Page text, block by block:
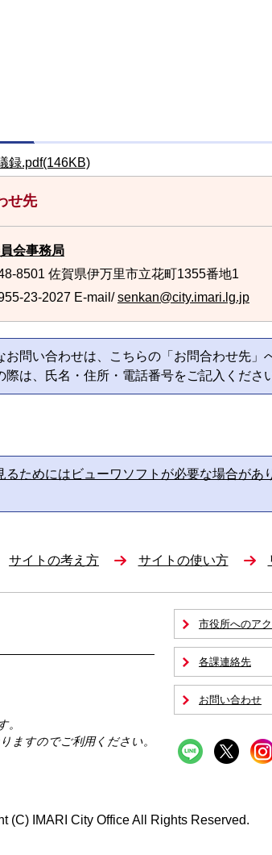
録.pdf(146KB)
せ先
会事務局
8501 佐賀県伊万里市立花町1355番地1
23-2027 E-mail/senkan@city.imari.lg.jp
お問い合わせは、こちらの「お問合わせ先」
際は、氏名・住所・電話番号をご記入くださ
るためにはビューワソフトが必要な場合があ
サイトの考え方 サイトの使い方
。
ますのでご利用ください。
市役所へのア
各課連絡先
お問い合わせ
(C) IMARI City Office All Rights Reserved.